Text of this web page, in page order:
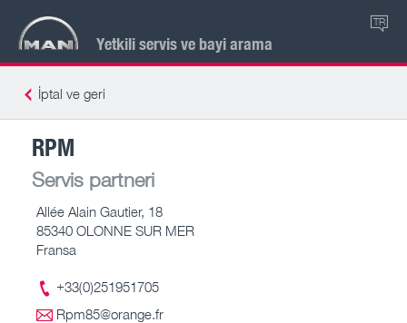
Yetkili servis ve bayi arama
TR
İptal ve geri
RPM
Servis partneri
Allée Alain Gautier, 18
85340 OLONNE SUR MER
Fransa
+33(0)251951705
Rpm85@orange.fr